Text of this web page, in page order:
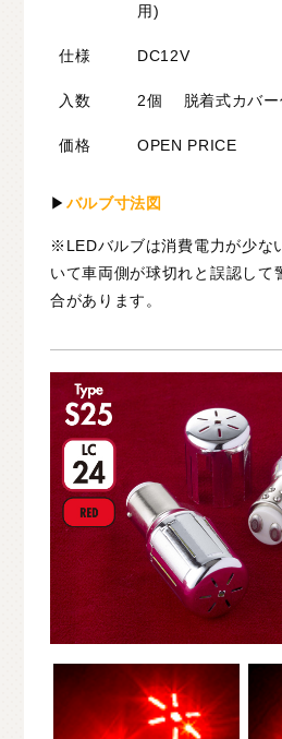
用)
仕様 DC12V
入数 2個 脱着式カバー
価格 OPEN PRICE
▶ バルブ寸法図
※LEDバルブは消費電力が少な
いて車両側が球切れと誤認して
合があります。